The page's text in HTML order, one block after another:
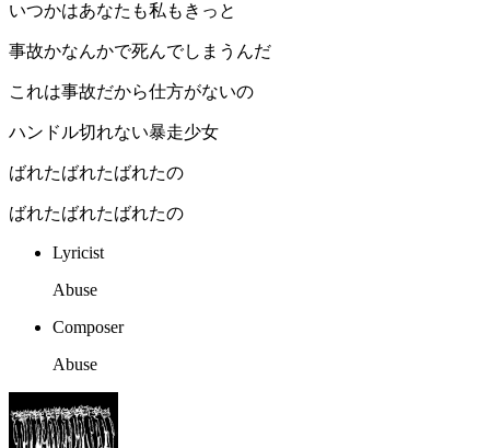
いつかはあなたも私もきっと
事故かなんかで死んでしまうんだ
これは事故だから仕方がないの
ハンドル切れない暴走少女
ばれたばれたばれたの
ばれたばれたばれたの
Lyricist
Abuse
Composer
Abuse